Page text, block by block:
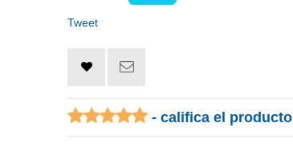
Tweet
- califica el producto